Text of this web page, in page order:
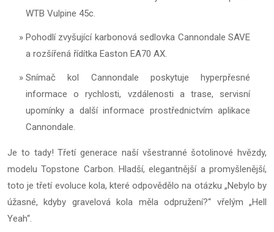
WTB Vulpine 45c.
Pohodlí zvyšující karbonová sedlovka Cannondale SAVE
a rozšířená řídítka Easton EA70 AX.
Snímač kol Cannondale poskytuje hyperpřesné
informace o rychlosti, vzdálenosti a trase, servisní
upomínky a další informace prostřednictvím aplikace
Cannondale.
Je to tady! Třetí generace naší všestranné šotolinové hvězdy,
modelu Topstone Carbon. Hladší, elegantnější a promyšlenější,
toto je třetí evoluce kola, které odpovědělo na otázku „Nebylo by
úžasné, kdyby gravelová kola měla odpružení?“ vřelým „Hell
Yeah“.